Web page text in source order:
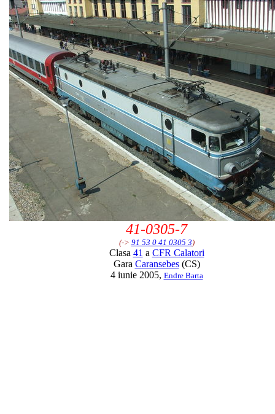
41-0305-7
(-> 91 53 0 41 0305 3)
Clasa 41 a CFR Calatori
Gara Caransebes(CS)
4 iunie 2005, Endre Barta